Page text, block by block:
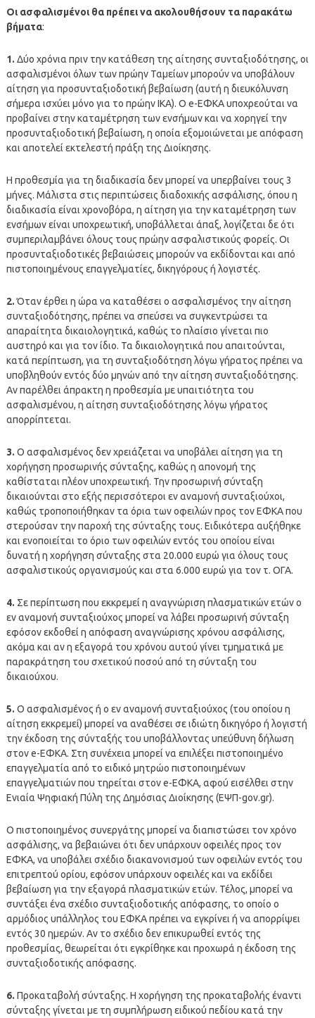
Οι ασφαλισμένοι θα πρέπει να ακολουθήσουν τα παρακάτω
βήματα:
1. Δύο χρόνια πριν την κατάθεση της αίτησης συνταξιοδότησης, οι
ασφαλισμένοι όλων των πρώην Ταμείων μπορούν να υποβάλουν
αίτηση για προσυνταξιοδοτική βεβαίωση (αυτή η διευκόλυνση
σήμερα ισχύει μόνο για το πρώην ΙΚΑ). Ο e-ΕΦΚΑ υποχρεούται να
προβαίνει στην καταμέτρηση των ενσήμων και να χορηγεί την
προσυνταξιοδοτική βεβαίωση, η οποία εξομοιώνεται με απόφαση
και αποτελεί εκτελεστή πράξη της Διοίκησης.
Η προθεσμία για τη διαδικασία δεν μπορεί να υπερβαίνει τους 3
μήνες. Μάλιστα στις περιπτώσεις διαδοχικής ασφάλισης, όπου η
διαδικασία είναι χρονοβόρα, η αίτηση για την καταμέτρηση των
ενσήμων είναι υποχρεωτική, υποβάλλεται άπαξ, λογίζεται δε ότι
συμπεριλαμβάνει όλους τους πρώην ασφαλιστικούς φορείς. Οι
προσυνταξιοδοτικές βεβαιώσεις μπορούν να εκδίδονται και από
πιστοποιημένους επαγγελματίες, δικηγόρους ή λογιστές.
2.Όταν έρθει η ώρα να καταθέσει ο ασφαλισμένος την αίτηση
συνταξιοδότησης, πρέπει να σπεύσει να συγκεντρώσει τα
απαραίτητα δικαιολογητικά, καθώς το πλαίσιο γίνεται πιο
αυστηρό και για τον ίδιο. Τα δικαιολογητικά που απαιτούνται,
κατά περίπτωση, για τη συνταξιοδότηση λόγω γήρατος πρέπει να
υποβληθούν εντός δύο μηνών από την αίτηση συνταξιοδότησης.
Αν παρέλθει άπρακτη η προθεσμία με υπαιτιότητα του
ασφαλισμένου, η αίτηση συνταξιοδότησης λόγω γήρατος
απορρίπτεται.
3. Ο ασφαλισμένος δεν χρειάζεται να υποβάλει αίτηση για τη
χορήγηση προσωρινής σύνταξης, καθώς η απονομή της
καθίσταται πλέον υποχρεωτική. Την προσωρινή σύνταξη
δικαιούνται στο εξής περισσότεροι εν αναμονή συνταξιούχοι,
καθώς τροποποιήθηκαν τα όρια των οφειλών προς τον ΕΦΚΑ που
στερούσαν την παροχή της σύνταξης τους. Ειδικότερα αυξήθηκε
και ενοποιείται το όριο των οφειλών εντός του οποίου είναι
δυνατή η χορήγηση σύνταξης στα 20.000 ευρώ για όλους τους
ασφαλιστικούς οργανισμούς και στα 6.000 ευρώ για τον τ. ΟΓΑ.
4. Σε περίπτωση που εκκρεμεί η αναγνώριση πλασματικών ετών ο
εν αναμονή συνταξιούχος μπορεί να λάβει προσωρινή σύνταξη
εφόσον εκδοθεί η απόφαση αναγνώρισης χρόνου ασφάλισης,
ακόμα και αν η εξαγορά του χρόνου αυτού γίνει τμηματικά με
παρακράτηση του σχετικού ποσού από τη σύνταξη του
δικαιούχου.
5. Ο ασφαλισμένος ή ο εν αναμονή συνταξιούχος (του οποίου η
αίτηση εκκρεμεί) μπορεί να αναθέσει σε ιδιώτη δικηγόρο ή λογιστή
την έκδοση της σύνταξής του υποβάλλοντας υπεύθυνη δήλωση
στον e-ΕΦΚΑ. Στη συνέχεια μπορεί να επιλέξει πιστοποιημένο
επαγγελματία από το ειδικό μητρώο πιστοποιημένων
επαγγελματιών που τηρείται στον e-ΕΦΚΑ, αφού εισέλθει στην
Ενιαία Ψηφιακή Πύλη της Δημόσιας Διοίκησης (ΕΨΠ-gov.gr).
Ο πιστοποιημένος συνεργάτης μπορεί να διαπιστώσει τον χρόνο
ασφάλισης, να βεβαιώνει ότι δεν υπάρχουν οφειλές προς τον
ΕΦΚΑ, να υποβάλει σχέδιο διακανονισμού των οφειλών εντός του
επιτρεπτού ορίου, εφόσον υπάρχουν οφειλές και να εκδίδει
βεβαίωση για την εξαγορά πλασματικών ετών. Τέλος, μπορεί να
συντάξει ένα σχέδιο συνταξιοδοτικής απόφασης, το οποίο ο
αρμόδιος υπάλληλος του ΕΦΚΑ πρέπει να εγκρίνει ή να απορρίψει
εντός 30 ημερών. Αν το σχέδιο δεν επικυρωθεί εντός της
προθεσμίας, θεωρείται ότι εγκρίθηκε και προχωρά η έκδοση της
συνταξιοδοτικής απόφασης.
6. Προκαταβολή σύνταξης. Η χορήγηση της προκαταβολής έναντι
σύνταξης γίνεται με τη συμπλήρωση ειδικού πεδίου κατά την